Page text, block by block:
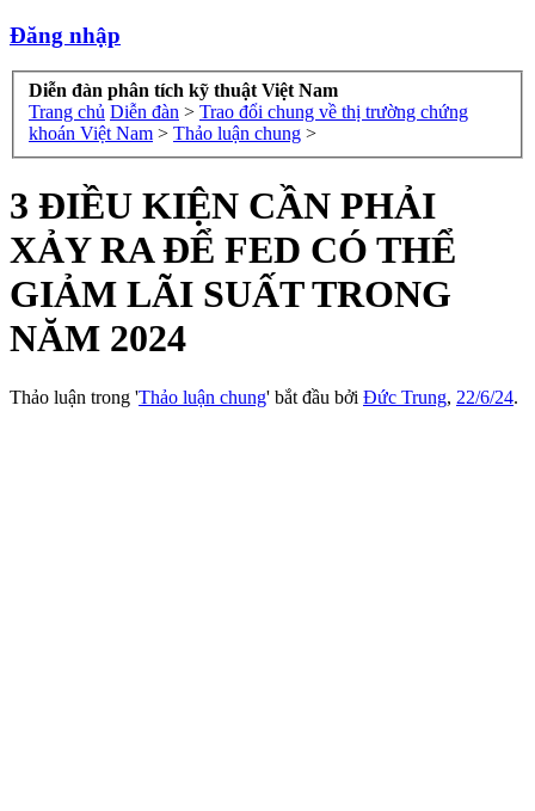
Đăng nhập
Diễn đàn phân tích kỹ thuật Việt Nam
Trang chủ Diễn đàn > Trao đổi chung về thị trường chứng
khoán Việt Nam > Thảo luận chung >
3 ĐIỀU KIỆN CẦN PHẢI
XẢY RA ĐỂ FED CÓ THỂ
GIẢM LÃI SUẤT TRONG
NĂM 2024
Thảo luận trong 'Thảo luận chung' bắt đầu bởi Đức Trung, 22/6/24.